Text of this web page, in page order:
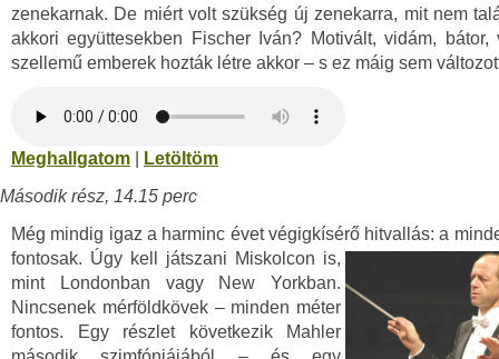
zenekarnak. De miért volt szükség új zenekarra, mit nem
akkori együttesekben Fischer Iván? Motivált, vidám, bátor,
szellemű emberek hozták létre akkor – s ez máig sem
Meghallgatom
Letöltöm
Második rész, 14.15 perc
Még mindig igaz a harminc évet végigkísérő hitvallás: a
fontosak. Úgy kell játszani Miskolcon is,
mint Londonban vagy New Yorkban.
Nincsenek mérföldkövek – minden méter
fontos. Egy részlet következik Mahler